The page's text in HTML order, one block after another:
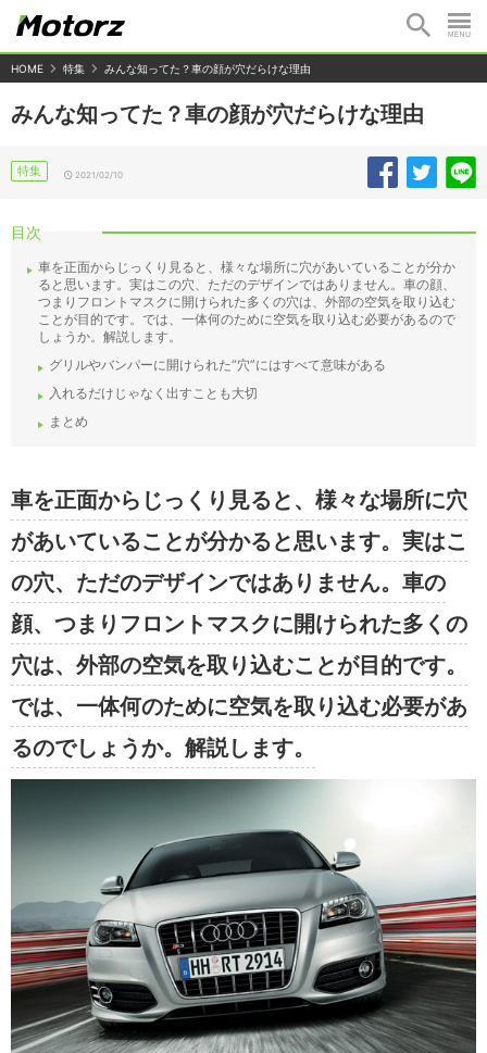
HOME 特集 みんな知ってた？車の顔が穴だらけな理由
みんな知ってた？車の顔が穴だらけな理由
特集 2021/02/10
目次
車を正面からじっくり見ると、様々な場所に穴があいていることが分か
ると思います。実はこの穴、ただのデザインではありません。車の顔、
つまりフロントマスクに開けられた多くの穴は、外部の空気を取り込む
ことが目的です。では、一体何のために空気を取り込む必要があるので
しょうか。解説します。
グリルやバンパーに開けられた“穴”にはすべて意味がある
入れるだけじゃなく出すことも大切
まとめ
車を正面からじっくり見ると、様々な場所に穴
があいていることが分かると思います。実はこ
の穴、ただのデザインではありません。車の
顔、つまりフロントマスクに開けられた多くの
穴は、外部の空気を取り込むことが目的です。
では、一体何のために空気を取り込む必要があ
るのでしょうか。解説します。